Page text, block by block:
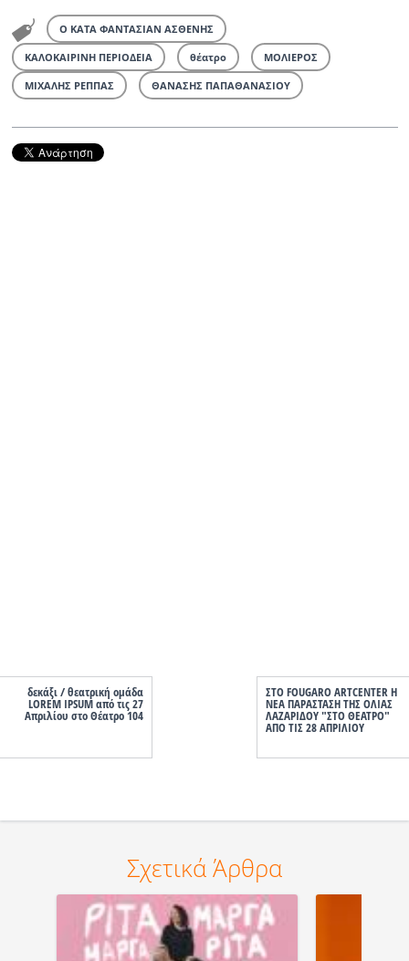
Ο ΚΑΤΑ ΦΑΝΤΑΣΙΑΝ ΑΣΘΕΝΗΣ
ΚΑΛΟΚΑΙΡΙΝΗ ΠΕΡΙΟΔΕΙΑ θέατρο ΜΟΛΙΕΡΟΣ
ΜΙΧΑΛΗΣ ΡΕΠΠΑΣ ΘΑΝΑΣΗΣ ΠΑΠΑΘΑΝΑΣΙΟΥ
δεκάξι / θεατρική ομάδα
LOREM IPSUM από τις 27
Απριλίου στο Θέατρο 104
ΣΤΟ FOUGARO ARTCENTER Η
ΝΕΑ ΠΑΡΑΣΤΑΣΗ ΤΗΣ ΟΛΙΑΣ
ΛΑΖΑΡΙΔΟΥ "ΣΤΟ ΘΕΑΤΡΟ"
ΑΠΟ ΤΙΣ 28 ΑΠΡΙΛΙΟΥ
Σχετικά Άρθρα